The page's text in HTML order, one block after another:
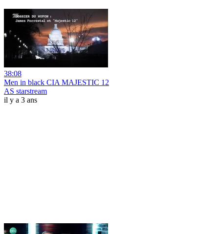
38:08
Men in black CIA MAJESTIC 12
AS starstream
il y a 3 ans